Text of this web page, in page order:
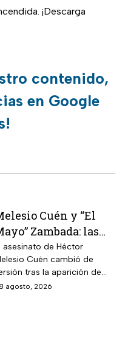
¡Descarga
contenido,
en Google
Cuén y “El
Zambada: las
de un
rodeado de
asesinato de Héctor
Cuén cambió de
tras la aparición de
pruebas. ¿Qué ocurrió
agosto, 2026